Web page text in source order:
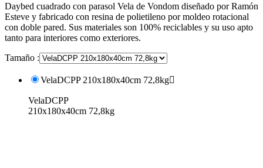
Daybed cuadrado con parasol Vela de Vondom diseñado por Ramón
Esteve y fabricado con resina de polietileno por moldeo rotacional
con doble pared. Sus materiales son 100% reciclables y su uso apto
tanto para interiores como exteriores.
Tamaño :
VelaDCPP 210x180x40cm 72,8kg
VelaDCPP
210x180x40cm 72,8kg